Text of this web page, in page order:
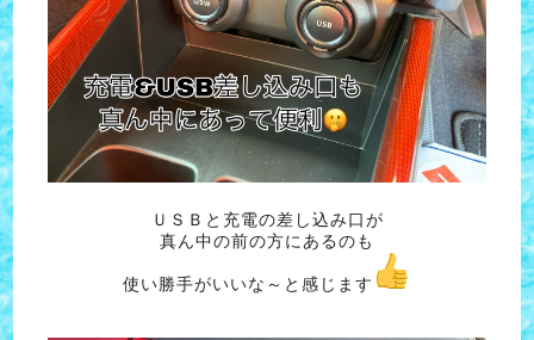
ＵＳＢと充電の差し込み口が
真ん中の前の方にあるのも
使い勝手がいいな～と感じます